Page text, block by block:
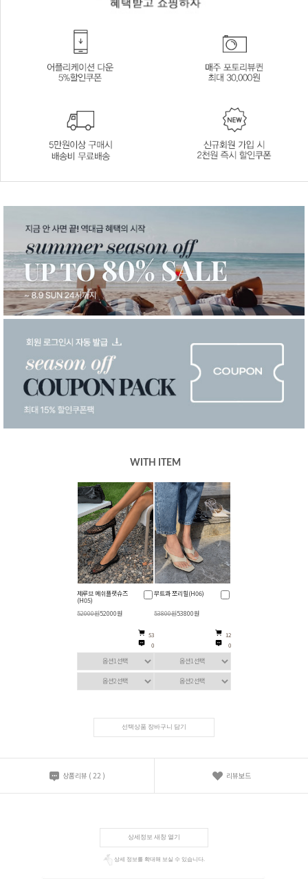
WITH ITEM
제루브 메쉬플랫슈즈
(H05)
52000원52000원
53
0
무트콰 쪼리힐(H06)
53800원53800원
12
0
선택상품 장바구니 담기
상품리뷰 ( 22 ) 리뷰보드
상세정보 새창 열기
상세 정보를 확대해 보실 수 있습니다.